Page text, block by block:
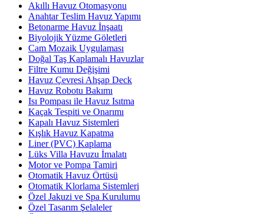
Akıllı Havuz Otomasyonu
Anahtar Teslim Havuz Yapımı
Betonarme Havuz İnşaatı
Biyolojik Yüzme Göletleri
Cam Mozaik Uygulaması
Doğal Taş Kaplamalı Havuzlar
Filtre Kumu Değişimi
Havuz Çevresi Ahşap Deck
Havuz Robotu Bakımı
Isı Pompası ile Havuz Isıtma
Kaçak Tespiti ve Onarımı
Kapalı Havuz Sistemleri
Kışlık Havuz Kapatma
Liner (PVC) Kaplama
Lüks Villa Havuzu İmalatı
Motor ve Pompa Tamiri
Otomatik Havuz Örtüsü
Otomatik Klorlama Sistemleri
Özel Jakuzi ve Spa Kurulumu
Özel Tasarım Şelaleler